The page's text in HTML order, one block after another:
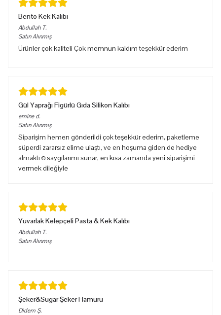
Bento Kek Kalıbı
Abdullah T.
Satın Alınmış
Ürünler çok kaliteli Çok memnun kaldım teşekkür ederim
Gül Yaprağı Figürlü Gıda Silikon Kalıbı
emine d.
Satın Alınmış
Siparişim hemen gönderildi çok teşekkür ederim, paketleme
süperdi zararsız elime ulaştı, ve en hoşuma giden de hediye
almaktı☺️saygılarımı sunar, en kısa zamanda yeni siparişimi
vermek dileğiyle
Yuvarlak Kelepçeli Pasta & Kek Kalıbı
Abdullah T.
Satın Alınmış
Şeker&Sugar Şeker Hamuru
Didem Ş.